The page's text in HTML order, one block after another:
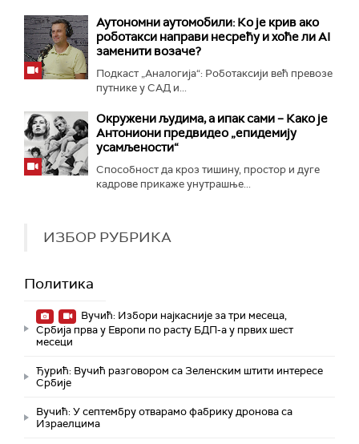
Аутономни аутомобили: Ко је крив ако
роботакси направи несрећу и хоће ли AI
заменити возаче?
Подкаст „Аналогија“: Роботаксији већ превозе
путнике у САД и...
Окружени људима, а ипак сами – Како је
Антониони предвидео „епидемију
усамљености“
Способност да кроз тишину, простор и дуге
кадрове прикаже унутрашње...
ИЗБОР РУБРИКА
Политика
Вучић: Избори најкасније за три месеца,
Србија прва у Европи по расту БДП-а у првих шест
месеци
Ђурић: Вучић разговором са Зеленским штити интересе
Србије
Вучић: У септембру отварамо фабрику дронова са
Израелцима